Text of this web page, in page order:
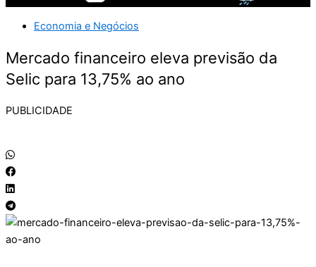
Economia e Negócios
Mercado financeiro eleva previsão da
Selic para 13,75% ao ano
PUBLICIDADE